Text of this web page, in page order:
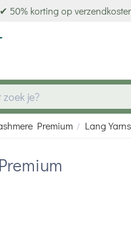
✔ 50% korting op
Premium / Lang